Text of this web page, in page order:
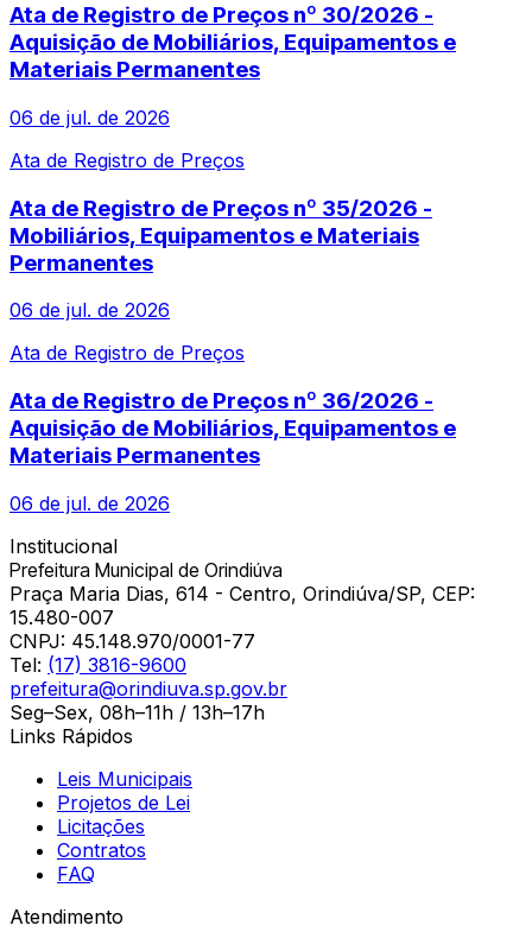
Ata de Registro de Preços nº 30/2026 -
Aquisição de Mobiliários, Equipamentos e
Materiais Permanentes
06 de jul. de 2026
Ata de Registro de Preços
Ata de Registro de Preços nº 35/2026 -
Mobiliários, Equipamentos e Materiais
Permanentes
06 de jul. de 2026
Ata de Registro de Preços
Ata de Registro de Preços nº 36/2026 -
Aquisição de Mobiliários, Equipamentos e
Materiais Permanentes
06 de jul. de 2026
Institucional
Prefeitura Municipal de Orindiúva
Praça Maria Dias, 614 - Centro, Orindiúva/SP, CEP:
15.480-007
CNPJ: 45.148.970/0001-77
Tel: (17) 3816-9600
prefeitura@orindiuva.sp.gov.br
Seg–Sex, 08h–11h / 13h–17h
Links Rápidos
Leis Municipais
Projetos de Lei
Licitações
Contratos
FAQ
Atendimento